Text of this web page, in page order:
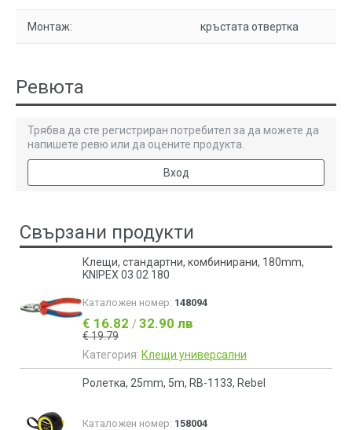
Монтаж: кръстата отвертка
Ревюта
Трябва да сте регистриран потребител за да можете да
напишете ревю или да оцените продукта.
Вход
Свързани продукти
Клещи, стандартни, комбинирани, 180mm,
KNIPEX 03 02 180
Каталожен номер: 148094
€ 16.82 / 32.90 лв
€ 19.79
Категория: Клещи универсални
Ролетка, 25mm, 5m, RB-1133, Rebel
Каталожен номер: 158004